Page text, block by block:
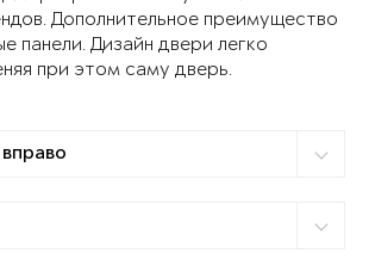
Дополнительное преимущество
панели. Дизайн двери легко
при этом саму дверь.